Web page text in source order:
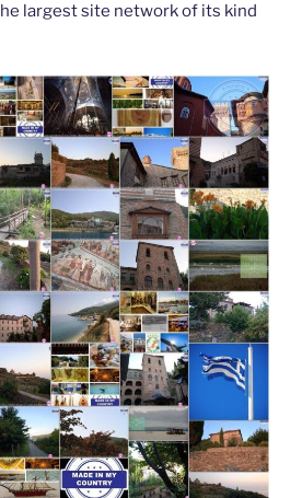
largest site network of its kind